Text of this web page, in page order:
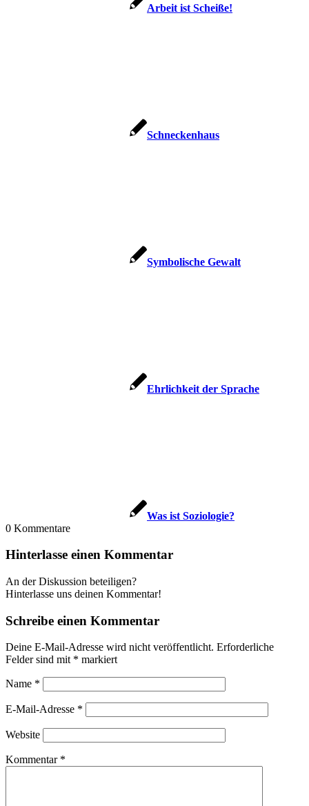
Arbeit ist Scheiße!
Schne­cken­haus
Sym­bo­li­sche Gewalt
Ehr­lich­keit der Sprache
Was ist Soziologie?
0 Kommentare
Hinterlasse einen Kommentar
An der Diskussion beteiligen?
Hinterlasse uns deinen Kommentar!
Schreibe einen Kommentar
Deine E-Mail-Adresse wird nicht veröffentlicht. Erforderliche
Felder sind mit * markiert
Name *
E-Mail-Adresse *
Website
Kommentar *